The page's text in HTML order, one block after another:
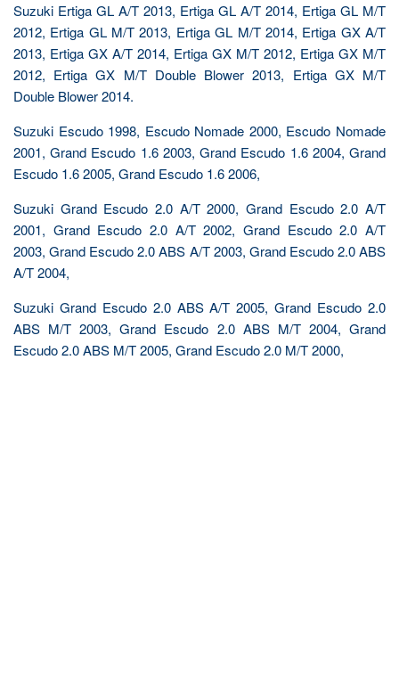
Suzuki Ertiga GL A/T 2013, Ertiga GL A/T 2014, Ertiga GL M/T
2012, Ertiga GL M/T 2013, Ertiga GL M/T 2014, Ertiga GX A/T
2013, Ertiga GX A/T 2014, Ertiga GX M/T 2012, Ertiga GX M/T
2012, Ertiga GX M/T Double Blower 2013, Ertiga GX M/T
Double Blower 2014.
Suzuki Escudo 1998, Escudo Nomade 2000, Escudo Nomade
2001, Grand Escudo 1.6 2003, Grand Escudo 1.6 2004, Grand
Escudo 1.6 2005, Grand Escudo 1.6 2006,
Suzuki Grand Escudo 2.0 A/T 2000, Grand Escudo 2.0 A/T
2001, Grand Escudo 2.0 A/T 2002, Grand Escudo 2.0 A/T
2003, Grand Escudo 2.0 ABS A/T 2003, Grand Escudo 2.0 ABS
A/T 2004,
Suzuki Grand Escudo 2.0 ABS A/T 2005, Grand Escudo 2.0
ABS M/T 2003, Grand Escudo 2.0 ABS M/T 2004, Grand
Escudo 2.0 ABS M/T 2005, Grand Escudo 2.0 M/T 2000,